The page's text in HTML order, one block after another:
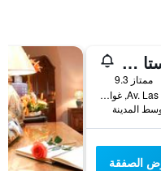
جراند فييستا أمريكانا جوادالاجارا كانتري كلوب
ممتاز 9.3
Av. Las Americas 1551, غوادالاجارا (مكسيكو), ولاية خاليسكو, المكسيك
الصفقة